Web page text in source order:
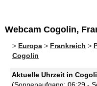
Webcam Cogolin,
> Europa > Frankreich >
Cogolin
Aktuelle Uhrzeit in